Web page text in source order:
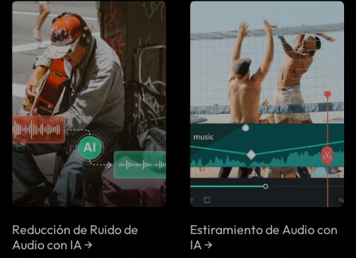
Reducción de Ruido de
Audio con IA →
Estiramiento de Audio con
IA →